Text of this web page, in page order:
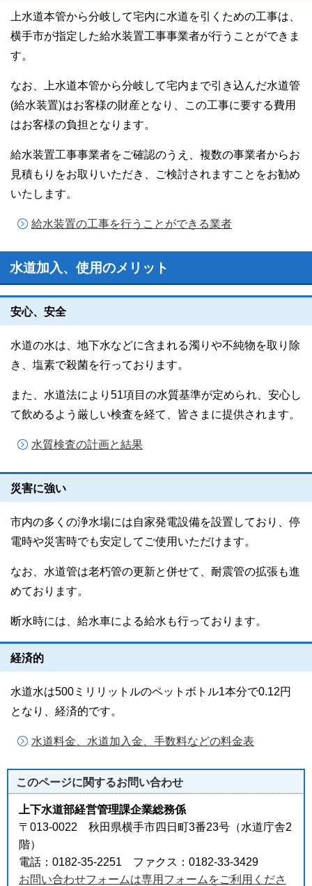
上水道本管から分岐して宅内に水道を引くための工事は、
横手市が指定した給水装置工事事業者が行うことができま
す。
なお、上水道本管から分岐して宅内まで引き込んだ水道管
(給水装置)はお客様の財産となり、この工事に要する費用
はお客様の負担となります。
給水装置工事事業者をご確認のうえ、複数の事業者からお
見積もりをお取りいただき、ご検討されますことをお勧め
いたします。
給水装置の工事を行うことができる業者
水道加入、使用のメリット
安心、安全
水道の水は、地下水などに含まれる濁りや不純物を取り除
き、塩素で殺菌を行っております。
また、水道法により51項目の水質基準が定められ、安心し
て飲めるよう厳しい検査を経て、皆さまに提供されます。
水質検査の計画と結果
災害に強い
市内の多くの浄水場には自家発電設備を設置しており、停
電時や災害時でも安定してご使用いただけます。
なお、水道管は老朽管の更新と併せて、耐震管の拡張も進
めております。
断水時には、給水車による給水も行っております。
経済的
水道水は500ミリリットルのペットボトル1本分で0.12円
となり、経済的です。
水道料金、水道加入金、手数料などの料金表
このページに関するお問い合わせ
上下水道部経営管理課企業総務係
〒013-0022 秋田県横手市四日町3番23号（水道庁舎2
階）
電話：0182-35-2251 ファクス：0182-33-3429
お問い合わせフォームは専用フォームをご利用くださ